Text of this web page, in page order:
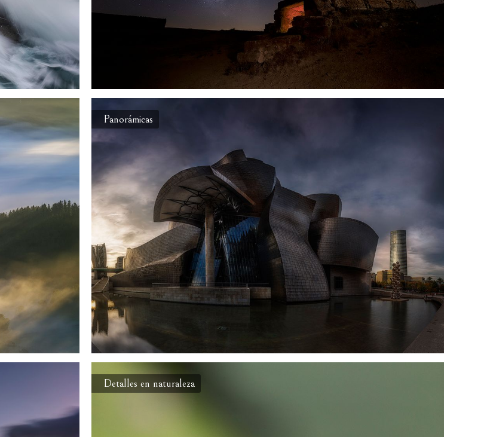
Panorámicas
Detalles en naturaleza